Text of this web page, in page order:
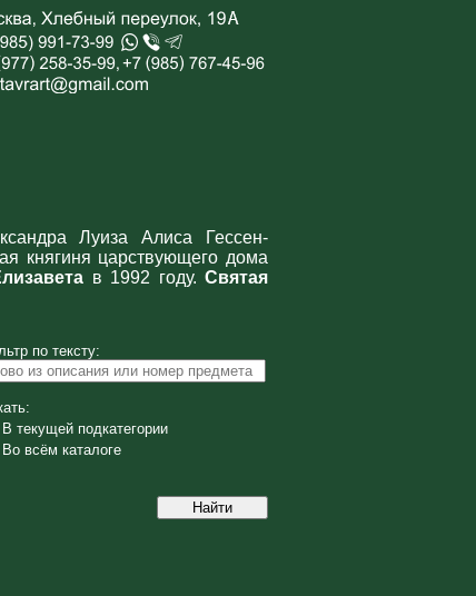
Луиза Алиса Гессен-
княгиня царствующего дома
в 1992 году.Святая
по тексту:
В текущей подкатегории
Во всём каталоге